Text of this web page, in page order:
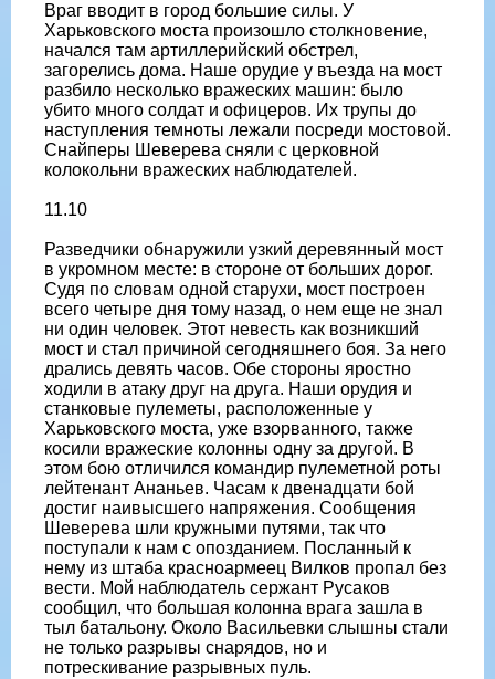
Враг вводит в город большие силы. У
Харьковского моста произошло столкновение,
начался там артиллерийский обстрел,
загорелись дома. Наше орудие у въезда на мост
разбило несколько вражеских машин: было
убито много солдат и офицеров. Их трупы до
наступления темноты лежали посреди мостовой.
Снайперы Шеверева сняли с церковной
колокольни вражеских наблюдателей.
11.10
Разведчики обнаружили узкий деревянный мост
в укромном месте: в стороне от больших дорог.
Судя по словам одной старухи, мост построен
всего четыре дня тому назад, о нем еще не знал
ни один человек. Этот невесть как возникший
мост и стал причиной сегодняшнего боя. За него
дрались девять часов. Обе стороны яростно
ходили в атаку друг на друга. Наши орудия и
станковые пулеметы, расположенные у
Харьковского моста, уже взорванного, также
косили вражеские колонны одну за другой. В
этом бою отличился командир пулеметной роты
лейтенант Ананьев. Часам к двенадцати бой
достиг наивысшего напряжения. Сообщения
Шеверева шли кружными путями, так что
поступали к нам с опозданием. Посланный к
нему из штаба красноармеец Вилков пропал без
вести. Мой наблюдатель сержант Русаков
сообщил, что большая колонна врага зашла в
тыл батальону. Около Васильевки слышны стали
не только разрывы снарядов, но и
потрескивание разрывных пуль.